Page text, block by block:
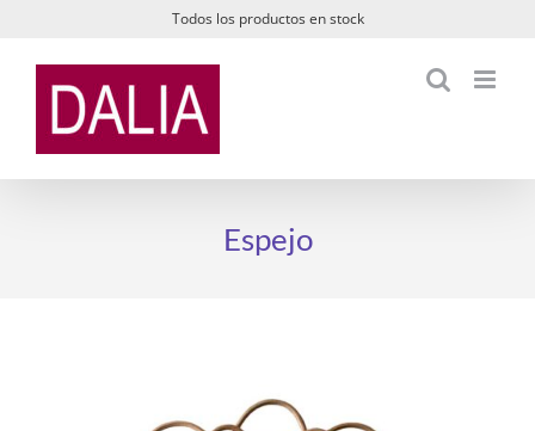
contenido
Todos los productos en stock
Espejo